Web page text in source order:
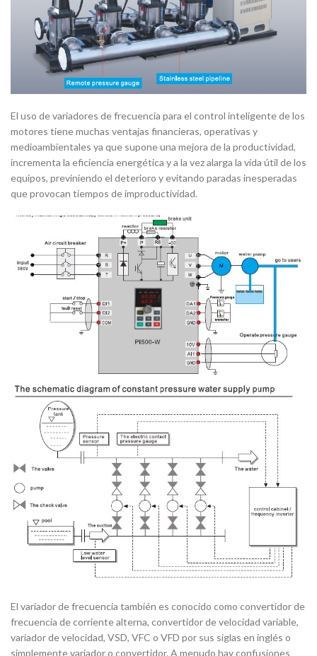
El uso de variadores de frecuencia para el control inteligente de los
motores tiene muchas ventajas financieras, operativas y
medioambientales ya que supone una mejora de la productividad,
incrementa la eficiencia energética y a la vez alarga la vida útil de los
equipos, previniendo el deterioro y evitando paradas inesperadas
que provocan tiempos de improductividad.
El variador de frecuencia también es conocido como convertidor de
frecuencia de corriente alterna, convertidor de velocidad variable,
variador de velocidad, VSD, VFC o VFD por sus siglas en inglés o
simplemente variador o convertidor. A menudo hay confusiones